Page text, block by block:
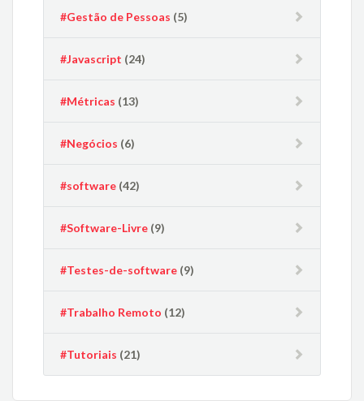
#Gestão de Pessoas (5)
#Javascript (24)
#Métricas (13)
#Negócios (6)
#software (42)
#Software-Livre (9)
#Testes-de-software (9)
#Trabalho Remoto (12)
#Tutoriais (21)